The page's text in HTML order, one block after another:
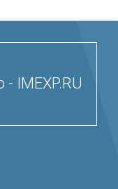
IMEXP.RU